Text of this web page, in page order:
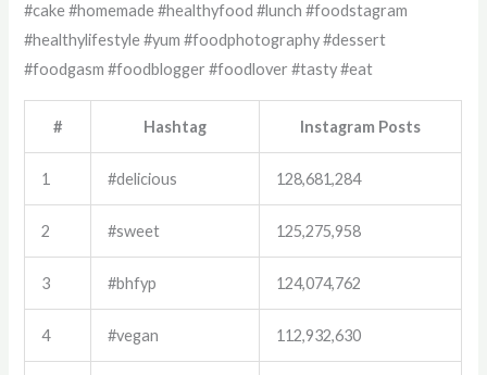
#cake #homemade #healthyfood #lunch #foodstagram
#healthylifestyle #yum #foodphotography #dessert
#foodgasm #foodblogger #foodlover #tasty #eat
# Hashtag Instagram Posts
1 #delicious 128,681,284
2 #sweet 125,275,958
3 #bhfyp 124,074,762
4 #vegan 112,932,630